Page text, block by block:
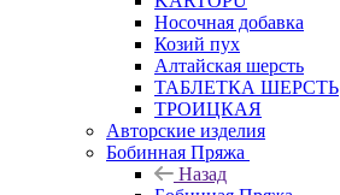
Носочная добавка
Козий пух
Алтайская шерсть
ТАБЛЕTКА ШЕРСТЬ
ТРОИЦКАЯ
Авторские изделия
Бобинная Пряжа
Назад